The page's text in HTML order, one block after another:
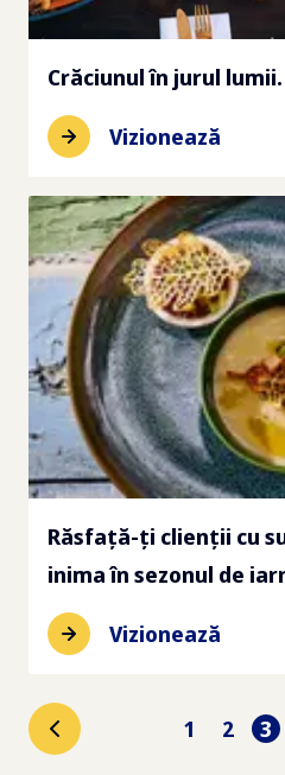
Crăciunul în jurul
Vizionează
Răsfață-ți clienții cu
inima în sezonul de
Vizionează
1 2 3